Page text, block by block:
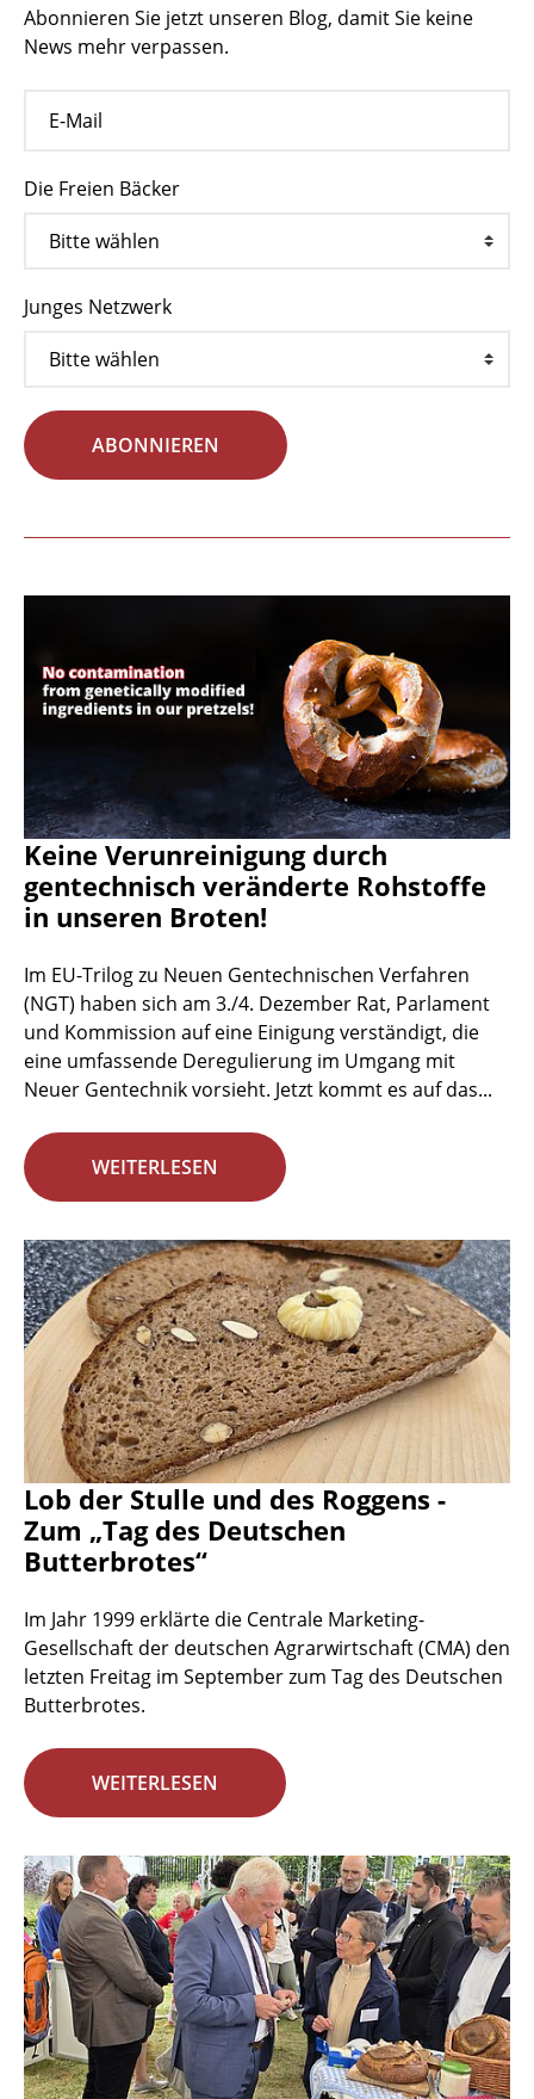
Abonnieren Sie jetzt unseren Blog, damit Sie keine
News mehr verpassen.
Die Freien Bäcker
Junges Netzwerk
ABONNIEREN
Keine Verunreinigung durch
gentechnisch veränderte Rohstoffe
in unseren Broten!
Im EU-Trilog zu Neuen Gentechnischen Verfahren
(NGT) haben sich am 3./4. Dezember Rat, Parlament
und Kommission auf eine Einigung verständigt, die
eine umfassende Deregulierung im Umgang mit
Neuer Gentechnik vorsieht. Jetzt kommt es auf das...
WEITERLESEN
Lob der Stulle und des Roggens -
Zum „Tag des Deutschen
Butterbrotes“
Im Jahr 1999 erklärte die Centrale Marketing-
Gesellschaft der deutschen Agrarwirtschaft (CMA) den
letzten Freitag im September zum Tag des Deutschen
Butterbrotes.
WEITERLESEN